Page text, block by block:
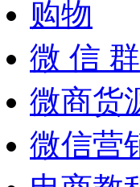
购物
微 信 群
微商货
微信营